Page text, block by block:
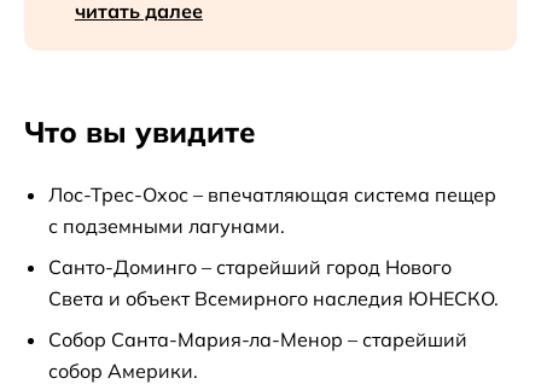
читать далее
Что вы увидите
Лос-Трес-Охос – впечатляющая система пещер
с подземными лагунами.
Санто-Доминго – старейший город Нового
Света и объект Всемирного наследия ЮНЕСКО.
Собор Санта-Мария-ла-Менор – старейший
собор Америки.